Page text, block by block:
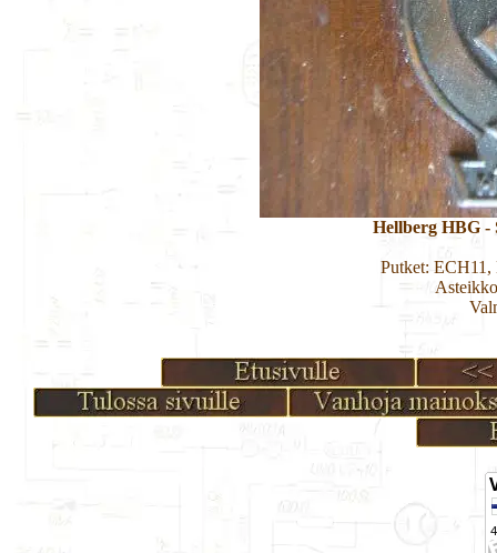
Hellberg HBG -
Putket: